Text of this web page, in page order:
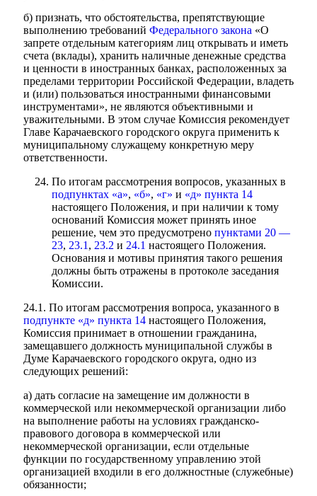
б) признать, что обстоятельства, препятствующие
выполнению требований Федерального закона «О
запрете отдельным категориям лиц открывать и иметь
счета (вклады), хранить наличные денежные средства
и ценности в иностранных банках, расположенных за
пределами территории Российской Федерации, владеть
и (или) пользоваться иностранными финансовыми
инструментами», не являются объективными и
уважительными. В этом случае Комиссия рекомендует
Главе Карачаевского городского округа применить к
муниципальному служащему конкретную меру
ответственности.
По итогам рассмотрения вопросов, указанных в
подпунктах «а», «б», «г» и «д» пункта 14
настоящего Положения, и при наличии к тому
оснований Комиссия может принять иное
решение, чем это предусмотрено пунктами 20 —
23, 23.1 , 23.2 и 24.1 настоящего Положения.
Основания и мотивы принятия такого решения
должны быть отражены в протоколе заседания
Комиссии.
24.1. По итогам рассмотрения вопроса, указанного в
подпункте «д» пункта 14 настоящего Положения,
Комиссия принимает в отношении гражданина,
замещавшего должность муниципальной службы в
Думе Карачаевского городского округа, одно из
следующих решений:
а) дать согласие на замещение им должности в
коммерческой или некоммерческой организации либо
на выполнение работы на условиях гражданско-
правового договора в коммерческой или
некоммерческой организации, если отдельные
функции по государственному управлению этой
организацией входили в его должностные (служебные)
обязанности;